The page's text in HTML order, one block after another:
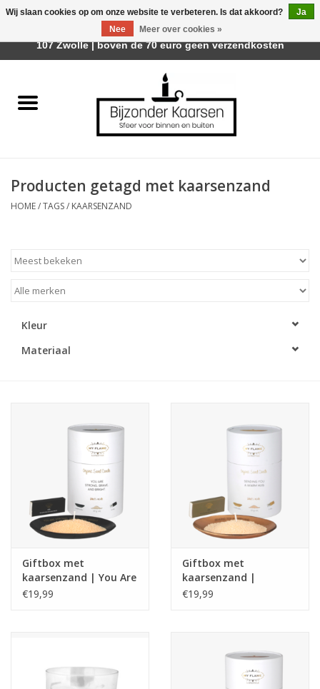
Räder Design Stories
Geurkaarsen
LED Kaarsen
Relatiegeschenken & Bedankjes
Sale
Merken
Producten getagd met kaarsenzand
HOME/TAGS/ KAARSENZAND
Kleur
Materiaal
Giftbox met
kaarsenzand | You Are
Strong , Brave And
€19,99
Giftbox met
kaarsenzand |
Sending you a warm
€19,99
Wij slaan cookies op om onze website te verbeteren. Is dat akkoord?
Ja
Nee
Meer over cookies »
Afhalen is mogelijk bij Trotz Woon & Cadeau | Belvederelaan
107 Zwolle | boven de 70 euro geen verzendkosten